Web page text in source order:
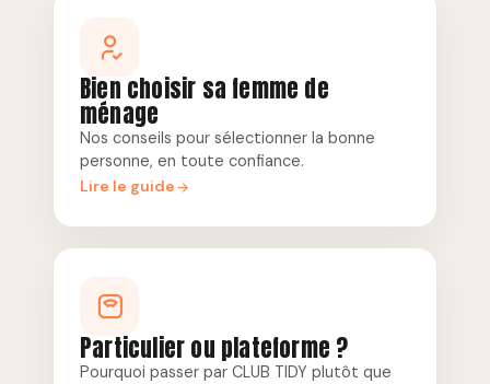
Bien choisir sa femme de
ménage
Nos conseils pour sélectionner la bonne
personne, en toute confiance.
Lire le guide
Particulier ou plateforme ?
Pourquoi passer par CLUB TIDY plutôt que